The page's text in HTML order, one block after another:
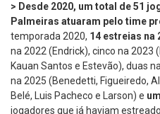
> Desde 2020, um total de 51
Palmeiras atuaram pelo time
temporada 2020, 14 estreias na
na 2022 (Endrick), cinco na 2023
Kauan Santos e Estevão), duas
na 2025 (Benedetti, Figueiredo,
Belé, Luis Pacheco e Larson) e
jogadores que já haviam